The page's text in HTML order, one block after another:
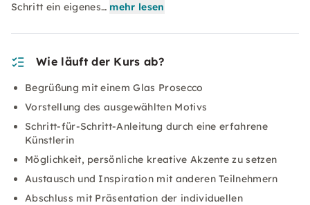
Schritt ein eigenes… mehr lesen
Wie läuft der Kurs ab?
Begrüßung mit einem Glas Prosecco
Vorstellung des ausgewählten Motivs
Schritt-für-Schritt-Anleitung durch eine erfahrene
Künstlerin
Möglichkeit, persönliche kreative Akzente zu setzen
Austausch und Inspiration mit anderen Teilnehmern
Abschluss mit Präsentation der individuellen